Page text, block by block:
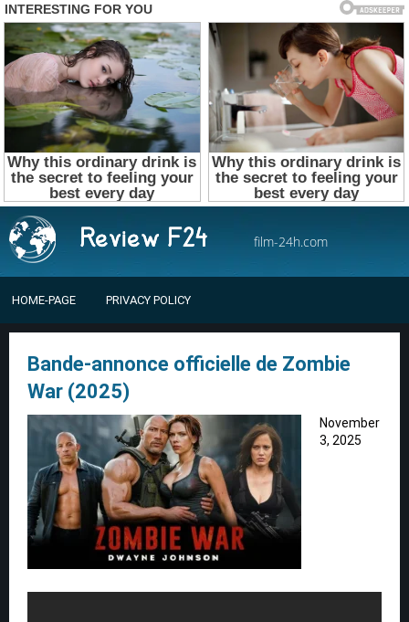
film-24h.com
HOME-PAGE PRIVACY POLICY
Bande-annonce officielle de Zombie
War (2025)
November
3, 2025